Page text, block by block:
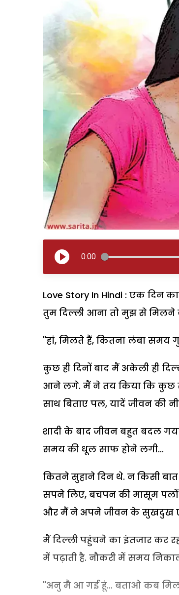
0:00
Love Story In Hindi : एक
तुम दिल्ली आना तो मुझ से
"हां, मिलते हैं, कितना लंबा समय
कुछ ही दिनों बाद मैं अकेली ही
आने लगे. मैं ने तय किया कि कुछ
साथ बिताए पल, यादें जीवन की
शादी के बाद जीवन बहुत बदल
समय की धूल साफ होने लगी...
कितने सुहाने दिन थे. न किसी
सपने लिए, बचपन की मासूम पलों
और मैं ने अपने जीवन के सुखदुख
मैं दिल्ली पहुंचने का इंतजार कर
में पढ़ाती है. नौकरी में समय
"अनु मै आ गई हूं... बताओ कब